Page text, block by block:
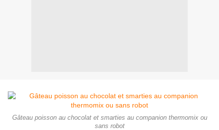
Gâteau poisson au chocolat et smarties au companion thermomix ou
sans robot